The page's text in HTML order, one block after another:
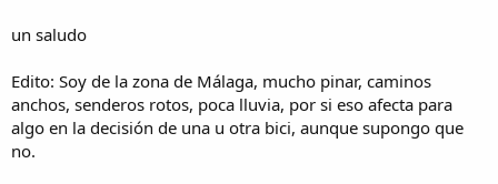
un saludo
Edito: Soy de la zona de Málaga, mucho pinar, caminos
anchos, senderos rotos, poca lluvia, por si eso afecta para
algo en la decisión de una u otra bici, aunque supongo que
no.